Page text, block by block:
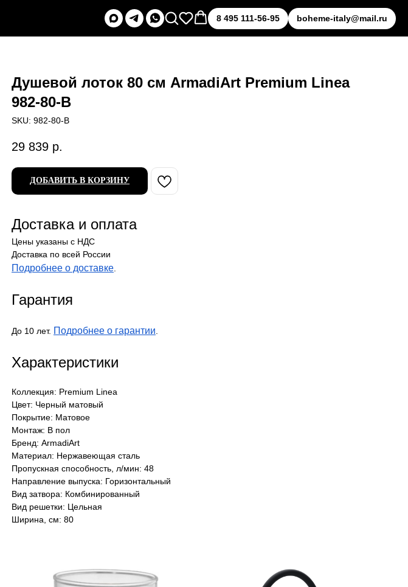
8 495 111-56-95 boheme-italy@mail.ru
Душевой лоток 80 см ArmadiArt Premium Linea
982-80-B
SKU: 982-80-B
29 839 р.
ДОБАВИТЬ В КОРЗИНУ
Доставка и оплата
Цены указаны с НДС
Доставка по всей России
Подробнее о доставке.
Гарантия
До 10 лет. Подробнее о гарантии.
Характеристики
Коллекция: Premium Linea
Цвет: Черный матовый
Покрытие: Матовое
Монтаж: В пол
Бренд: ArmadiArt
Материал: Нержавеющая сталь
Пропускная способность, л/мин: 48
Направление выпуска: Горизонтальный
Вид затвора: Комбинированный
Вид решетки: Цельная
Ширина, см: 80